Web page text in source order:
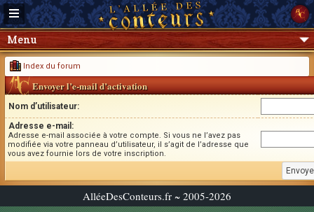
Menu
Index du forum
Envoyer l’e-mail d’activation
Nom d’utilisateur:
Adresse e-mail:
Adresse e-mail associée à votre compte. Si vous ne l’avez pas
modifiée via votre panneau d’utilisateur, il s’agit de l’adresse que
vous avez fournie lors de votre inscription.
AlléeDesConteurs.fr ~ 2005-2026